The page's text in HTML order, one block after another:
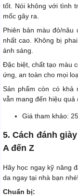
tốt. Nói không với tình
mốc gây ra.
Phiên bản màu đỏ/
nhất cao. Không bị
ánh sáng.
Đặc biệt, chất tạo màu
ứng, an toàn cho mọi
Sản phẩm còn có khả
vẫn mang đến hiệu quả
Giá tham khảo:
5. Cách đánh
A đến Z
Hãy học ngay kỹ năng
da ngay tại nhà bạn nhé!
Chuẩn bị: